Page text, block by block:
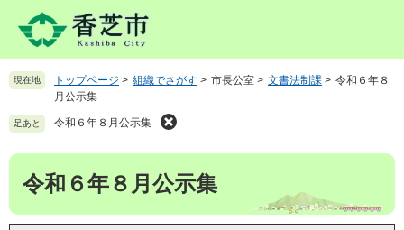
先
。
を
て
へ
現在地 トップページ > 組織でさがす > 市長公室 > 文書法制課 > 令和６年８
月公示集
足あと 令和６年８月公示集
本
令和６年８月公示集